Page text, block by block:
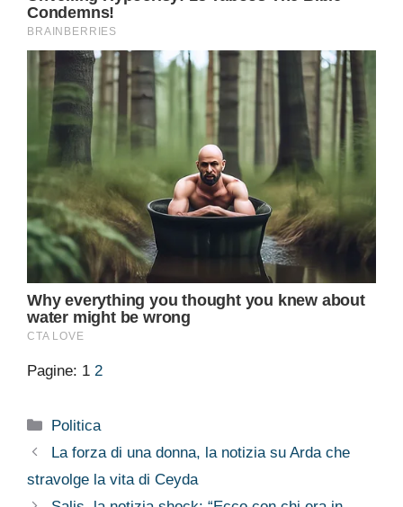
Pagine: 1 2
Categorie
Politica
La forza di una donna, la notizia su Arda che
stravolge la vita di Ceyda